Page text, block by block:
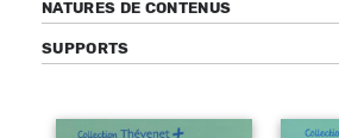
NATURES DE CONTENUS
SUPPORTS